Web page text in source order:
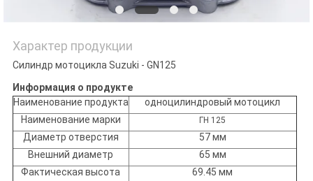
Характер продукции
Силиндр мотоцикла Suzuki - GN125
Информация о продукте
Наименование продукта
одноцилиндровый мотоцикл
Наименование марки
ГН 125
Диаметр отверстия
57 мм
Внешний диаметр
65 мм
Фактическая высота
69.45 мм